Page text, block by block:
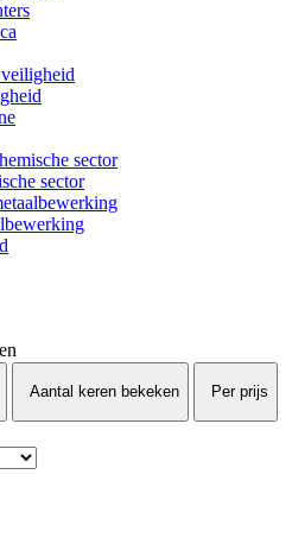
sector
Aantal keren bekeken Per prijs